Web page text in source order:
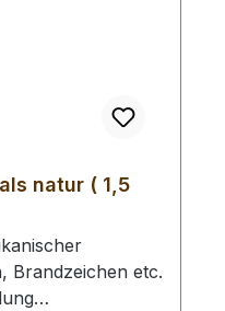
natur ( 1,5
Brandzeichen etc.